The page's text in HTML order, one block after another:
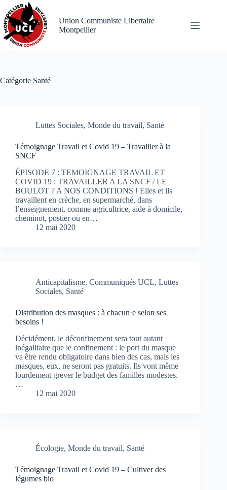
Passer
au
contenu
Union Communiste Libertaire
Montpellier
Catégorie Santé
Luttes Sociales, Monde du travail, Santé
Témoignage Travail et Covid 19 – Travailler à la
SNCF
ÉPISODE 7 : TEMOIGNAGE TRAVAIL ET
COVID 19 : TRAVAILLER A LA SNCF / LE
BOULOT ? A NOS CONDITIONS ! Elles et ils
travaillent en crèche, en supermarché, dans
l’enseignement, comme agricultrice, aide à domicile,
cheminot, postier ou en…
12 mai 2020
Anticapitalisme, Communiqués UCL, Luttes
Sociales, Santé
Distribution des masques : à chacun·e selon ses
besoins !
Décidément, le déconfinement sera tout autant
inégalitaire que le confinement : le port du masque
va être rendu obligatoire dans bien des cas, mais les
masques, eux, ne seront pas gratuits. Ils vont même
lourdement grever le budget des familles modestes.
…
12 mai 2020
Écologie, Monde du travail, Santé
Témoignage Travail et Covid 19 – Cultiver des
légumes bio